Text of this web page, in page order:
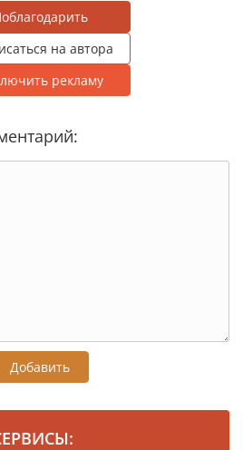
на автора
рекламу
Добавить